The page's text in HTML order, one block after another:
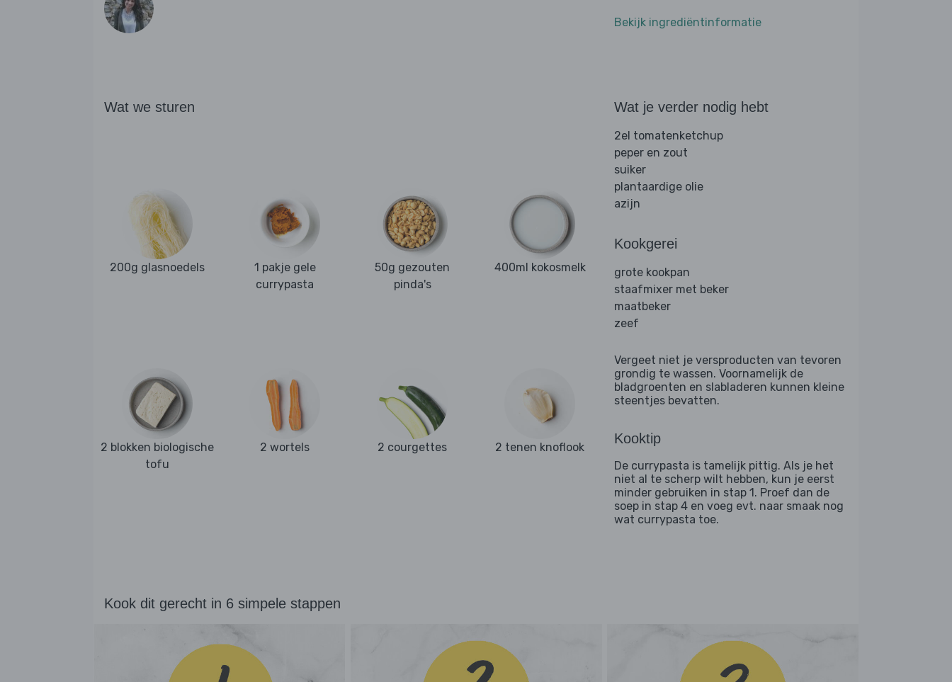
Bekijk ingrediëntinformatie
Wat we sturen
200g glasnoedels
1 pakje gele
currypasta
50g gezouten
pinda's
400ml kokosmelk
2 blokken biologische
tofu
2 wortels 2 courgettes 2 tenen knoflook
Wat je verder nodig hebt
2el tomatenketchup
peper en zout
suiker
plantaardige olie
azijn
Kookgerei
grote kookpan
staafmixer met beker
maatbeker
zeef
Vergeet niet je versproducten van tevoren
grondig te wassen. Voornamelijk de
bladgroenten en slabladeren kunnen kleine
steentjes bevatten.
Kooktip
De currypasta is tamelijk pittig. Als je het
niet al te scherp wilt hebben, kun je eerst
minder gebruiken in stap 1. Proef dan de
soep in stap 4 en voeg evt. naar smaak nog
wat currypasta toe.
Kook dit gerecht in 6 simpele stappen